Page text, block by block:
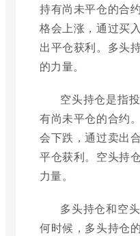
持有尚未平仓的合
格会上涨，通过买
出平仓获利。多头
的力量。
空头持仓是指
有尚未平仓的合约
会下跌，通过卖出
平仓获利。空头持
力量。
多头持仓和空
何时候，多头持仓